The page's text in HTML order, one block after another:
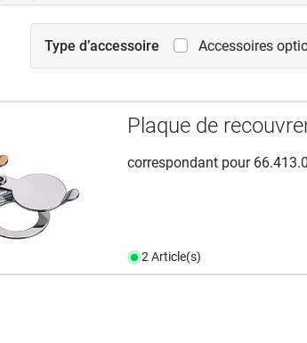
Type d’accessoire Accessoires
Plaque de
correspondant pour
2 Article(s)